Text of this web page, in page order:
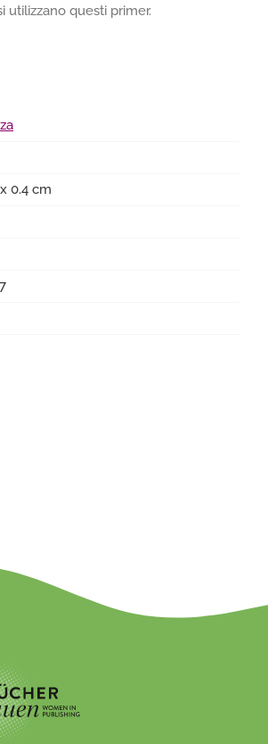
utilizzano questi primer.
0.4 cm